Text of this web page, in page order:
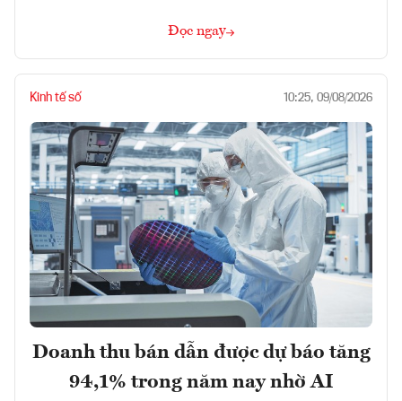
Đọc ngay
Kinh tế số 10:25, 09/08/2026
Doanh thu bán dẫn được dự báo tăng
94,1% trong năm nay nhờ AI